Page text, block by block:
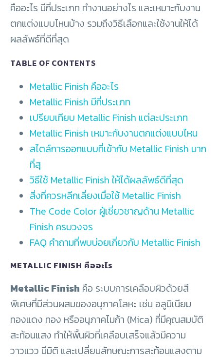
คืออะไร มีกี่ประเภท ทำงานอย่างไร และเหมาะกับงาน
ตกแต่งแบบไหนบ้าง รวมถึงวิธีเลือกและใช้งานให้ได้
ผลลัพธ์ที่ดีที่สุด
TABLE OF CONTENTS
Metallic Finish คืออะไร
Metallic Finish มีกี่ประเภท
เปรียบเทียบ Metallic Finish แต่ละประเภท
Metallic Finish เหมาะกับงานตกแต่งแบบไหน
สไตล์การออกแบบที่เข้ากับ Metallic Finish มาก
ที่สุ
วิธีใช้ Metallic Finish ให้ได้ผลลัพธ์ดีที่สุด
สิ่งที่ควรหลีกเลี่ยงเมื่อใช้ Metallic Finish
The Code Color ผู้เชี่ยวชาญด้าน Metallic
Finish ครบวงจร
FAQ คำถามที่พบบ่อยเกี่ยวกับ Metallic Finish
METALLIC FINISH คืออะไร
Metallic Finish คือ ระบบการเคลือบผิวด้วยสี
พิเศษที่มีส่วนผสมของอนุภาคโลหะ เช่น อลูมิเนียม
ทองแดง ทอง หรืออนุภาคไมก้า (Mica) ที่มีคุณสมบัติ
สะท้อนแสง ทำให้พื้นผิวที่เคลือบเสร็จแล้วมีความ
วาวแวว มีมิติ และเปลี่ยนลักษณะการสะท้อนแสงตาม